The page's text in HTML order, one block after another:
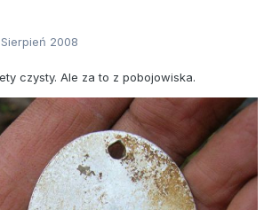
2008
czysty. Ale za to z pobojowiska.